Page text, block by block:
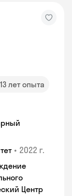
13 лет опыта
• 2022 г.
Центр